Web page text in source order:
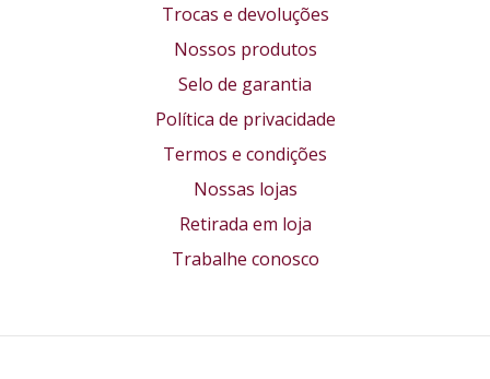
Trocas e devoluções
Nossos produtos
Selo de garantia
Política de privacidade
Termos e condições
Nossas lojas
Retirada em loja
Trabalhe conosco